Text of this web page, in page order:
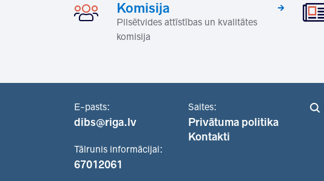
Komisija
Pilsētvides attīstības un kvalitātes
komisija
E-pasts:
dibs@riga.lv
Tālrunis informācijai:
67012061
Saites:
Privātuma politika
Kontakti